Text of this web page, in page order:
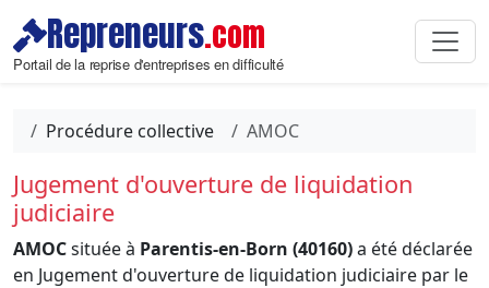
Repreneurs.com
Portail de la reprise d'entreprises en difficulté
Procédure collective AMOC
Jugement d'ouverture de liquidation
judiciaire
AMOCsituée à Parentis-en-Born (40160)a été déclarée
en Jugement d'ouverture de liquidation judiciaire par le